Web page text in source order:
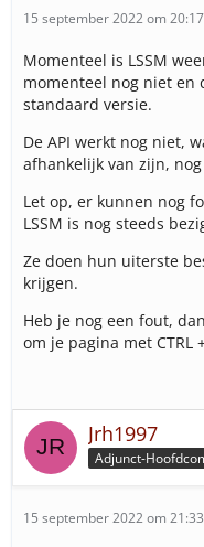
15 september 2022 om 20:17
Momenteel is LSSM
momenteel nog niet en
standaard versie.
De API werkt nog niet,
afhankelijk van zijn,
Let op, er kunnen nog
LSSM is nog steeds
Ze doen hun uiterste
krijgen.
Heb je nog een fout,
om je pagina met CTRL
Jrh1997
15 september 2022 om 21:33